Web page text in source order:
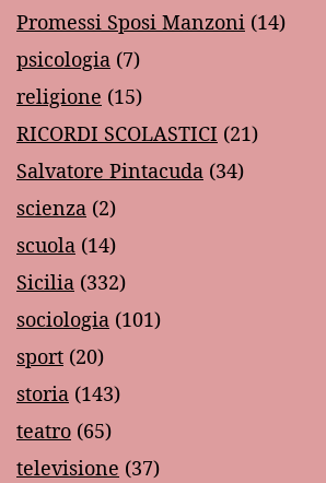
Promessi Sposi Manzoni (14)
psicologia (7)
religione (15)
RICORDI SCOLASTICI (21)
Salvatore Pintacuda (34)
scienza (2)
scuola (14)
Sicilia (332)
sociologia (101)
sport (20)
storia (143)
teatro (65)
televisione (37)